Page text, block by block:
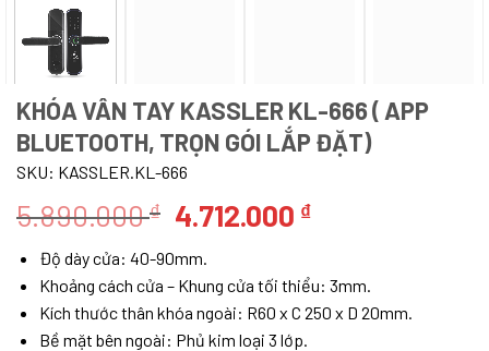
KHÓA VÂN TAY KASSLER KL-666 ( APP
BLUETOOTH, TRỌN GÓI LẮP ĐẶT)
SKU: KASSLER.KL-666
5.890.000₫ Giá
là:
5.890.000 ₫.
4.712.000 ₫Giá
tại
là:
4.712.000 ₫.
Độ dày cửa: 40-90mm.
Khoảng cách cửa – Khung cửa tối thiểu: 3mm.
Kích thước thân khóa ngoài: R60 x C 250 x D 20mm.
Bề mặt bên ngoài: Phủ kim loại 3 lớp.